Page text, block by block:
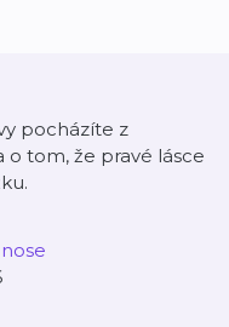
pocházíte z
o tom, že pravé lásce